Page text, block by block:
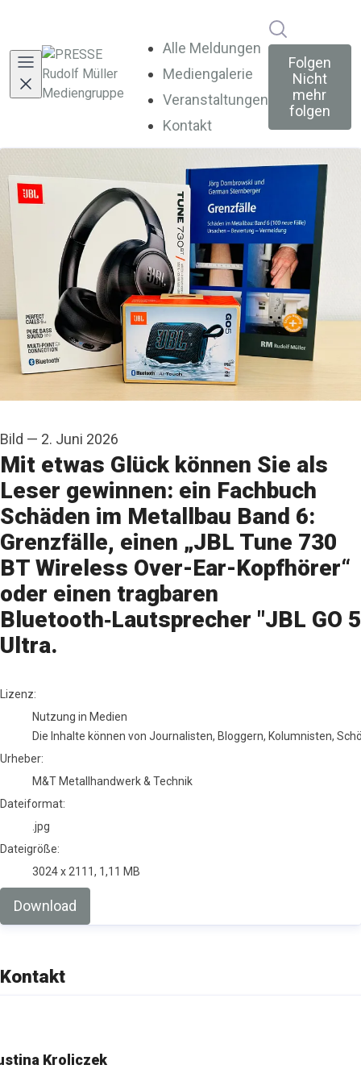
Alle Meldungen
Mediengalerie
Veranstaltungen
Kontakt
Folgen
Nicht
mehr
folgen
Bild — 2. Juni 2026
Mit etwas Glück können Sie als
Leser gewinnen: ein Fachbuch
Schäden im Metallbau Band 6:
Grenzfälle, einen „JBL Tune 730
BT Wireless Over-Ear-Kopfhörer“
oder einen tragbaren
Bluetooth‑Lautsprecher "JBL GO 5
Ultra.
M&T Metallhandwerk & Technik
Lizenz:
Nutzung in Medien
Die Inhalte können von Journalisten, Bloggern, Kolumnisten,
Urheber:
M&T Metallhandwerk & Technik
Dateiformat:
.jpg
Dateigröße:
3024 x 2111, 1,11 MB
Download
Kontakt
Kroliczek